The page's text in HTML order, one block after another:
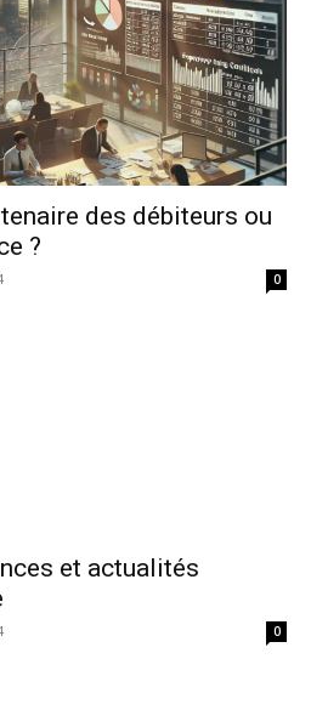
des débiteurs ou
?
0
et actualités
0